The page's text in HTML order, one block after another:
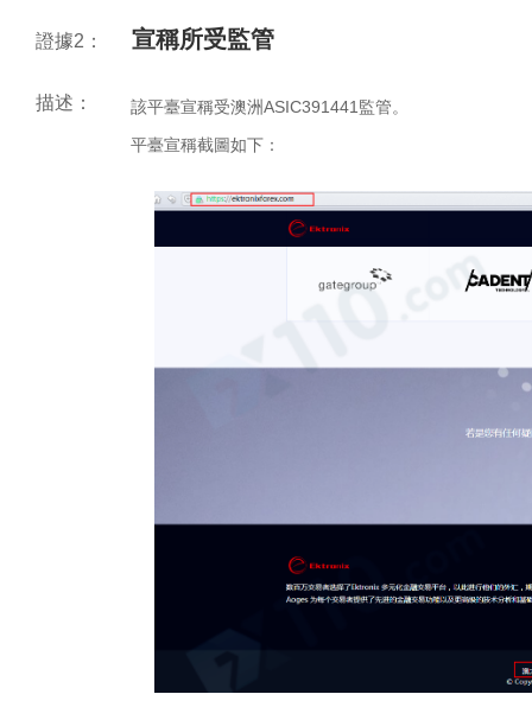
證據2： 宣稱所受監管
描述：
該平臺宣稱受澳洲ASIC391441監管。
平臺宣稱截圖如下：